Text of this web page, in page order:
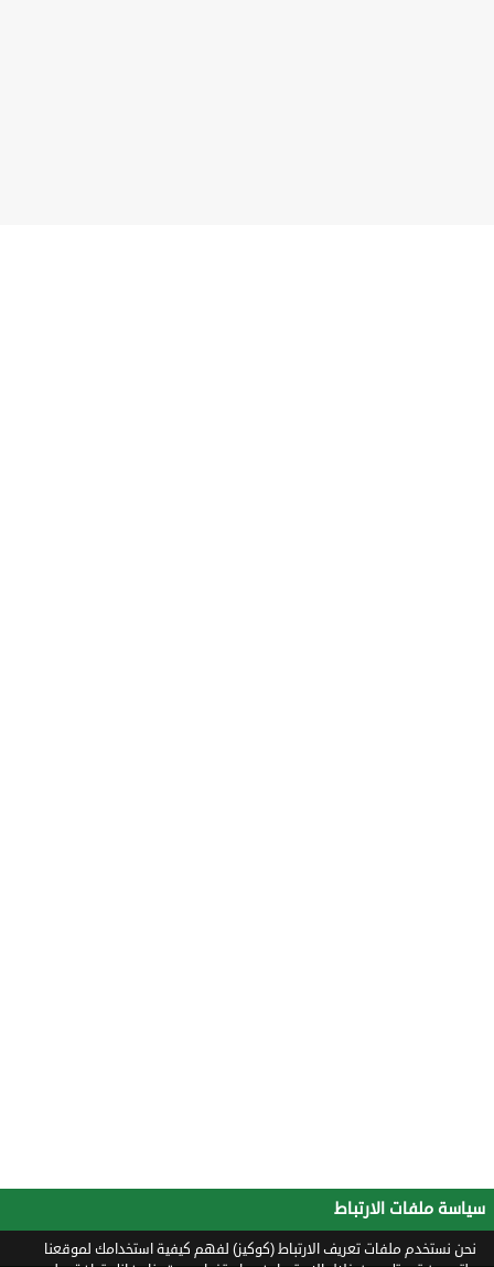
سياسة ملفات الارتباط
نحن نستخدم ملفات تعريف الارتباط (كوكيز) لفهم كيفية استخدامك لموقعنا